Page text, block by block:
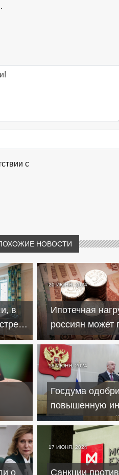
с
НОВОСТИ
в
20 ИЮНЯ, 2024
Ипотечная
россиян может
определение
18 ИЮНЯ, 2024
Госдума
повышенную
военных
о
17 ИЮНЯ, 2024
Санкции